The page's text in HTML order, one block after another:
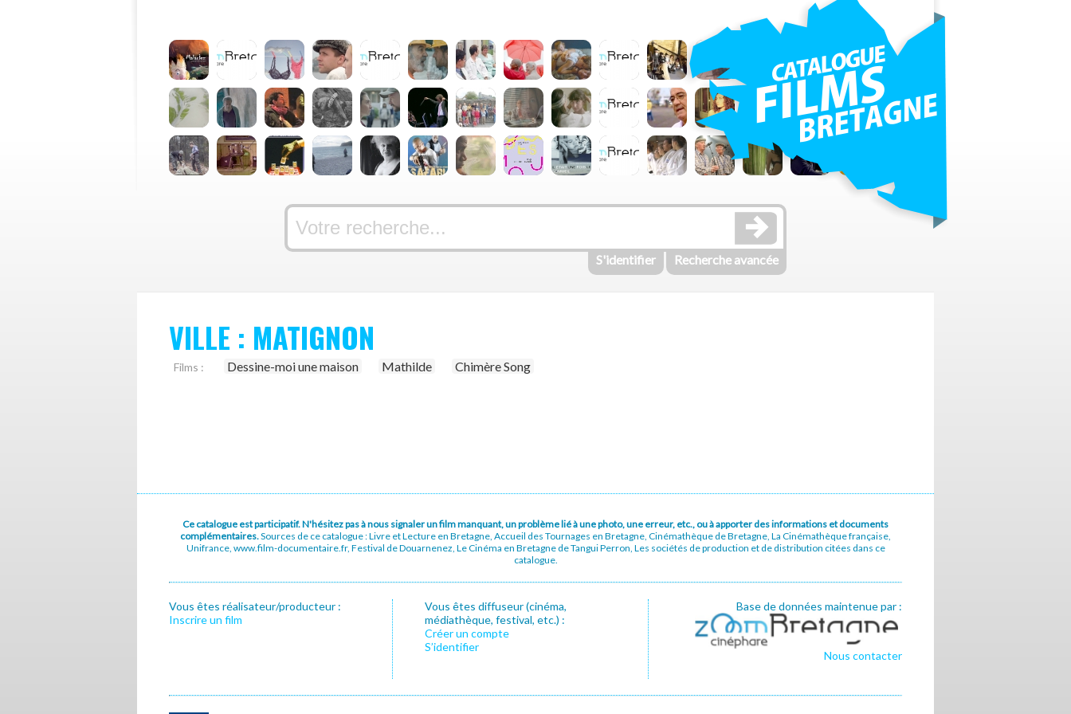
S'identifier Recherche avancée
VILLE : MATIGNON
Films : Dessine-moi une maison Mathilde Chimère Song
Ce catalogue est participatif. N'hésitez pas à nous signaler un film manquant, un problème lié à une photo, une erreur, etc., ou à apporter des informations et documents
complémentaires.Sources de ce catalogue : Livre et Lecture en Bretagne, Accueil des Tournages en Bretagne, Cinémathèque de Bretagne, La Cinémathèque française,
Unifrance, www.film-documentaire.fr, Festival de Douarnenez, Le Cinéma en Bretagne de Tangui Perron, Les sociétés de production et de distribution citées dans ce
catalogue.
Vous êtes réalisateur/producteur :
Inscrire un film
Vous êtes diffuseur (cinéma,
médiathèque, festival, etc.) :
Créer un compte
S’identifier
Base de données maintenue par :
Nous contacter